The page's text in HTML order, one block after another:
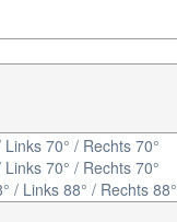
70° / Rechts 70°
70° / Rechts 70°
/ Links 88° / Rechts 88°